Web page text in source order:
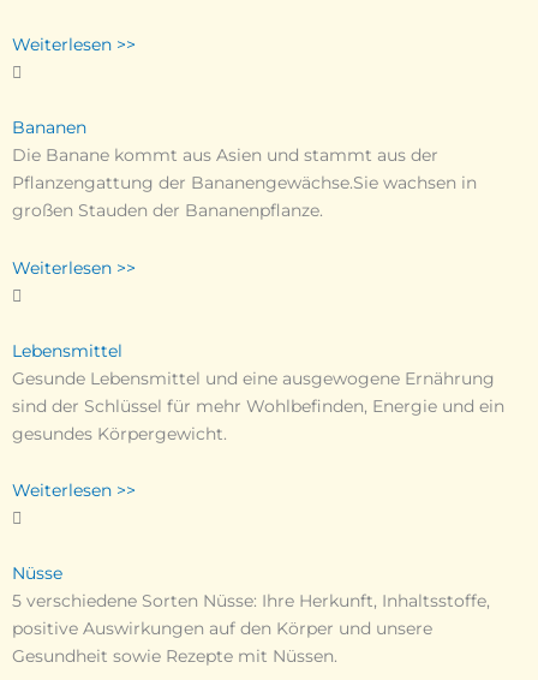
Weiterlesen >>
Bananen
Die Banane kommt aus Asien und stammt aus der
Pflanzengattung der Bananengewächse.Sie wachsen in
großen Stauden der Bananenpflanze.
Weiterlesen >>
Lebensmittel
Gesunde Lebensmittel und eine ausgewogene Ernährung
sind der Schlüssel für mehr Wohlbefinden, Energie und ein
gesundes Körpergewicht.
Weiterlesen >>
Nüsse
5 verschiedene Sorten Nüsse: Ihre Herkunft, Inhaltsstoffe,
positive Auswirkungen auf den Körper und unsere
Gesundheit sowie Rezepte mit Nüssen.